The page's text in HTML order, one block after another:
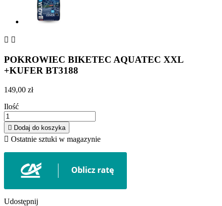
 
POKROWIEC BIKETEC AQUATEC XXL
+KUFER BT3188
149,00 zł
Ilość
 Dodaj do koszyka
 Ostatnie sztuki w magazynie
Udostępnij